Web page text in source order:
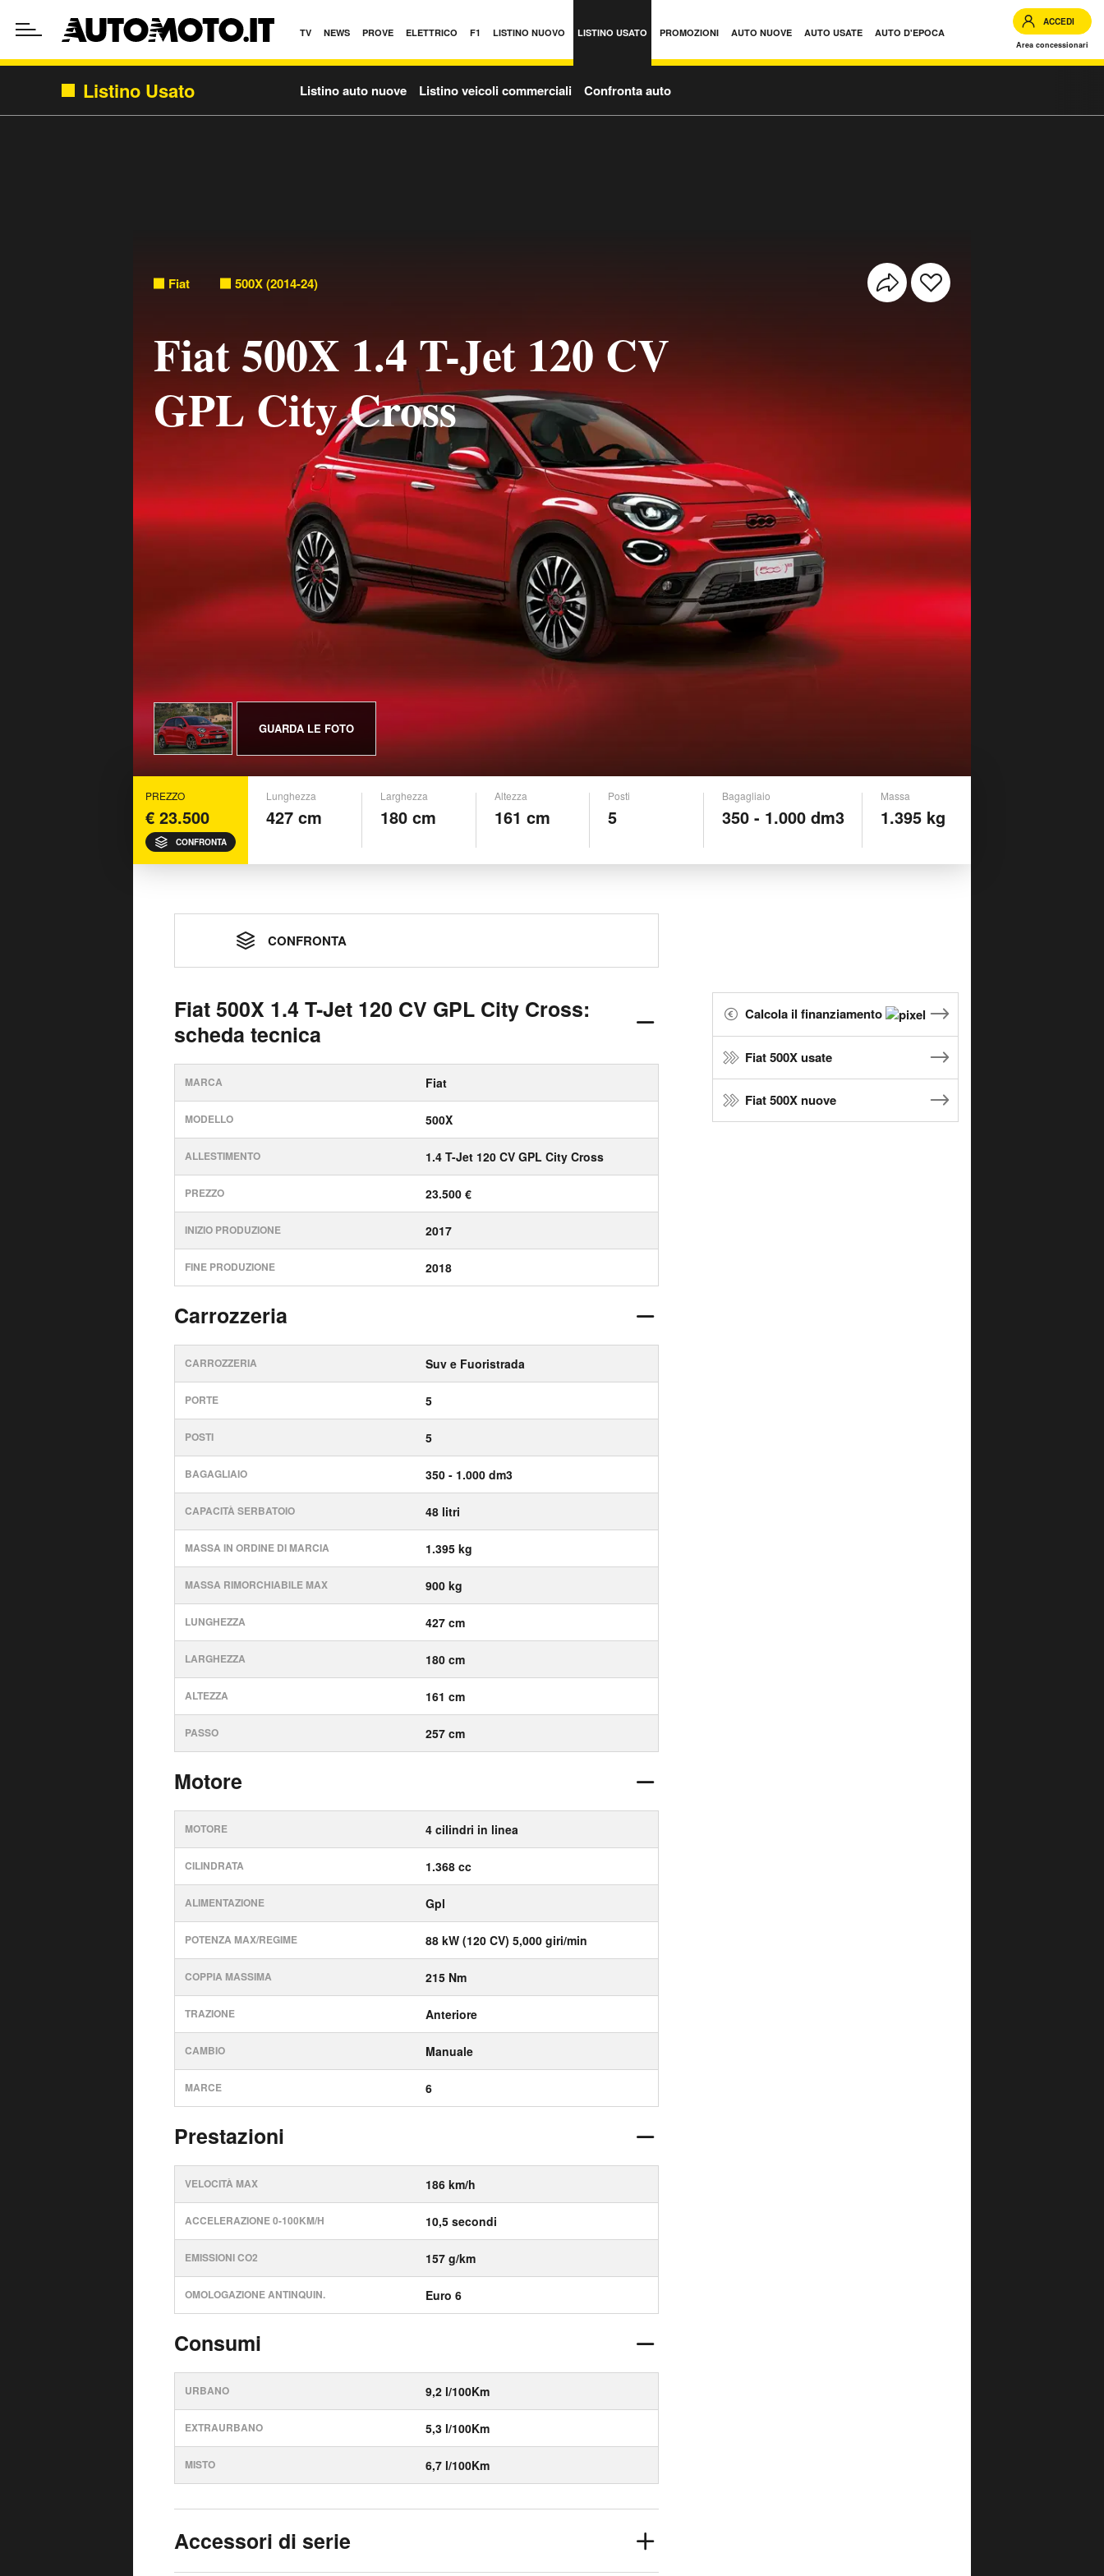
TV NEWS PROVE ELETTRICO F1 LISTINO NUOVO LISTINO USATO PROMOZIONI AUTO NUOVE AUTO USATE AUTO D'EPOCA
ACCEDI
Area concessionari
Listino Usato Listino auto nuove Listino veicoli commerciali Confronta auto
Fiat 500X (2014-24)
Fiat 500X 1.4 T-Jet 120 CV
GPL City Cross
GUARDA LE FOTO
PREZZO
€ 23.500
CONFRONTA
Lunghezza
427 cm
Larghezza
180 cm
Altezza
161 cm
Posti
5
Bagagliaio
350 - 1.000 dm3
Massa
1.395 kg
CONFRONTA
Fiat 500X 1.4 T-Jet 120 CV GPL City Cross:
scheda tecnica
MARCA Fiat
MODELLO 500X
ALLESTIMENTO 1.4 T-Jet 120 CV GPL City Cross
PREZZO 23.500 €
INIZIO PRODUZIONE 2017
FINE PRODUZIONE 2018
Carrozzeria
CARROZZERIA Suv e Fuoristrada
PORTE 5
POSTI 5
BAGAGLIAIO 350 - 1.000 dm3
CAPACITÀ SERBATOIO 48 litri
MASSA IN ORDINE DI MARCIA 1.395 kg
MASSA RIMORCHIABILE MAX 900 kg
LUNGHEZZA 427 cm
LARGHEZZA 180 cm
ALTEZZA 161 cm
PASSO 257 cm
Motore
MOTORE 4 cilindri in linea
CILINDRATA 1.368 cc
ALIMENTAZIONE Gpl
POTENZA MAX/REGIME 88 kW (120 CV) 5,000 giri/min
COPPIA MASSIMA 215 Nm
TRAZIONE Anteriore
CAMBIO Manuale
MARCE 6
Prestazioni
VELOCITÀ MAX 186 km/h
ACCELERAZIONE 0-100KM/H 10,5 secondi
EMISSIONI CO2 157 g/km
OMOLOGAZIONE ANTINQUIN. Euro 6
Consumi
URBANO 9,2 l/100Km
EXTRAURBANO 5,3 l/100Km
MISTO 6,7 l/100Km
Accessori di serie
Calcola il finanziamento
Fiat 500X usate
Fiat 500X nuove